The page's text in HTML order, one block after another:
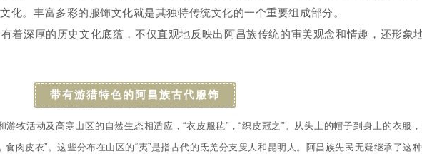
化。丰富多彩的服饰文化就是其独特传统文化的一个重要组成部分。
深厚的历史文化底蕴，不仅直观地反映出阿昌族传统的审美观念和情趣，还形象
带有游猎特色的阿昌族古代服饰
牧活动及高寒山区的自然生态相适应，“衣皮服毡”，“织皮冠之”。从头上的帽子到身上的衣服
肉皮衣”。这些分布在山区的“夷”是指古代的氐羌分支叟人和昆明人。阿昌族先民无疑继承了这